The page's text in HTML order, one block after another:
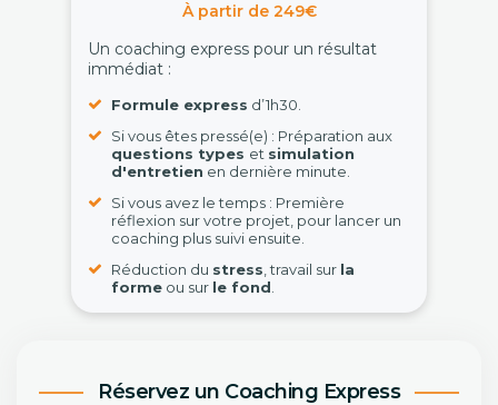
À partir de 249€
Un coaching express pour un résultat
immédiat :
Formule express d’1h30.
Si vous êtes pressé(e) : Préparation aux
questions types et simulation
d'entretien en dernière minute.
Si vous avez le temps : Première
réflexion sur votre projet, pour lancer un
coaching plus suivi ensuite.
Réduction du stress , travail sur la
forme ou sur le fond
Réservez un Coaching Express